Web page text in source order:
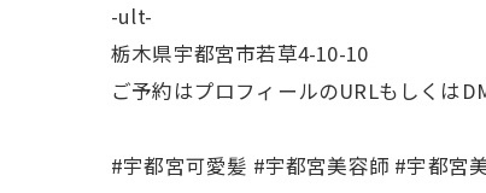
-ult-
栃木県宇都宮市若草4-10-10
ご予約はプロフィールのURLもしくは
#宇都宮可愛髪 #宇都宮美容師 #宇都宮